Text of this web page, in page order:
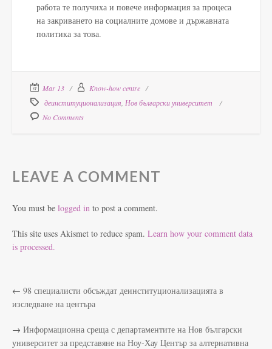
работа те получиха и повече информация за процеса
на закриването на социалните домове и държавната
политика за това.
Mar 13
Know-how centre
деинституционализация Нов български университет
No Comments
LEAVE A COMMENT
You must be logged in to post a comment.
This site uses Akismet to reduce spam. Learn how your comment data
is processed.
← 98 специалисти обсъждат деинституционализацията в
изследване на центъра
→ Информационна среща с департаментите на Нов български
университет за представяне на Ноу-Хау Център за алтернативна